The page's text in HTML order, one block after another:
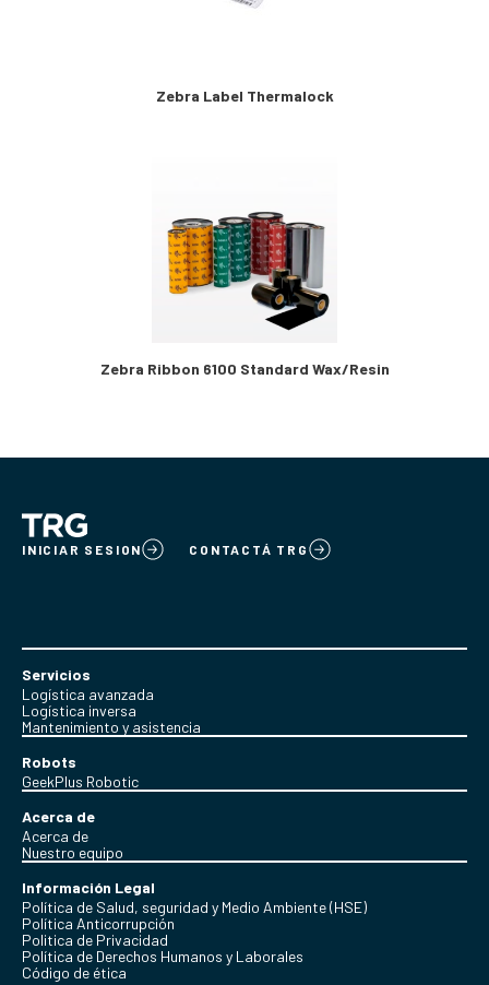
Zebra Label Thermalock
Zebra Ribbon 6100 Standard Wax/Resin
INICIAR SESION CONTACTÁ TRG
Servicios
Logística avanzada
Logística inversa
Mantenimiento y asistencia
Robots
GeekPlus Robotic
Acerca de
Acerca de
Nuestro equipo
Información Legal
Política de Salud, seguridad y Medio Ambiente (HSE)
Política Anticorrupción
Politica de Privacidad
Política de Derechos Humanos y Laborales
Código de ética